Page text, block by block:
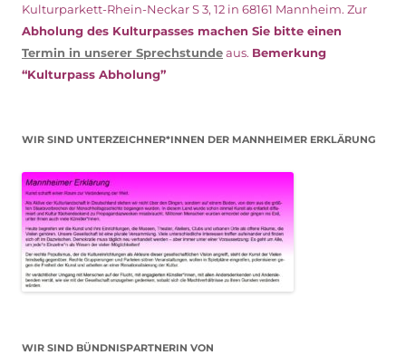
Kulturparkett-Rhein-Neckar S 3, 12 in 68161 Mannheim. Zur
Abholung des Kulturpasses machen Sie bitte einen
Termin in unserer Sprechstundeaus. Bemerkung
“Kulturpass Abholung”
WIR SIND UNTERZEICHNER*INNEN DER MANNHEIMER ERKLÄRUNG
WIR SIND BÜNDNISPARTNERIN VON